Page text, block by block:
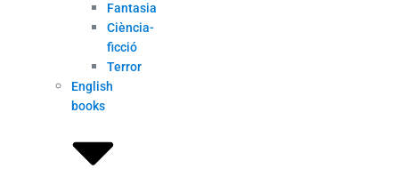
Fantasia
Ciència-
ficció
Terror
English
books